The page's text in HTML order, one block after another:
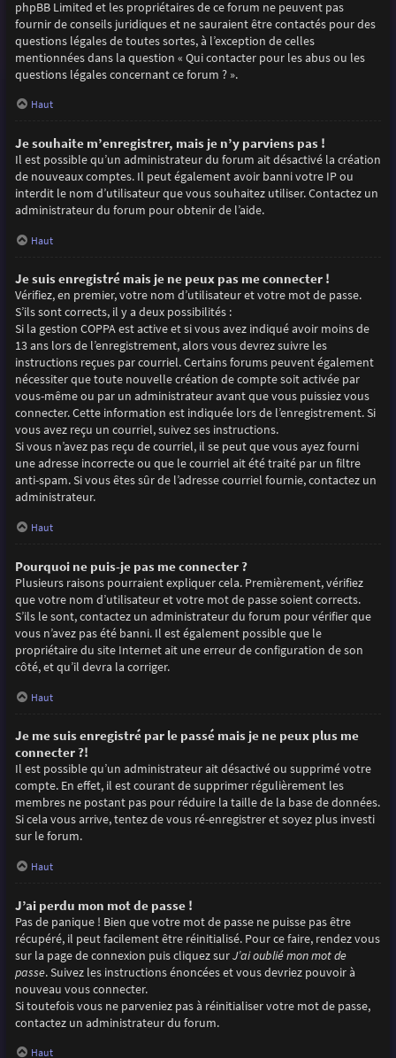
phpBB Limited et les propriétaires de ce forum ne peuvent pas
fournir de conseils juridiques et ne sauraient être contactés pour des
questions légales de toutes sortes, à l’exception de celles
mentionnées dans la question « Qui contacter pour les abus ou les
questions légales concernant ce forum ? ».
Haut
Je souhaite m’enregistrer, mais je n’y parviens pas !
Il est possible qu’un administrateur du forum ait désactivé la création
de nouveaux comptes. Il peut également avoir banni votre IP ou
interdit le nom d’utilisateur que vous souhaitez utiliser. Contactez un
administrateur du forum pour obtenir de l’aide.
Haut
Je suis enregistré mais je ne peux pas me connecter !
Vérifiez, en premier, votre nom d’utilisateur et votre mot de passe.
S’ils sont corrects, il y a deux possibilités :
Si la gestion COPPA est active et si vous avez indiqué avoir moins de
13 ans lors de l’enregistrement, alors vous devrez suivre les
instructions reçues par courriel. Certains forums peuvent également
nécessiter que toute nouvelle création de compte soit activée par
vous-même ou par un administrateur avant que vous puissiez vous
connecter. Cette information est indiquée lors de l’enregistrement. Si
vous avez reçu un courriel, suivez ses instructions.
Si vous n’avez pas reçu de courriel, il se peut que vous ayez fourni
une adresse incorrecte ou que le courriel ait été traité par un filtre
anti-spam. Si vous êtes sûr de l’adresse courriel fournie, contactez un
administrateur.
Haut
Pourquoi ne puis-je pas me connecter ?
Plusieurs raisons pourraient expliquer cela. Premièrement, vérifiez
que votre nom d’utilisateur et votre mot de passe soient corrects.
S’ils le sont, contactez un administrateur du forum pour vérifier que
vous n’avez pas été banni. Il est également possible que le
propriétaire du site Internet ait une erreur de configuration de son
côté, et qu’il devra la corriger.
Haut
Je me suis enregistré par le passé mais je ne peux plus me
connecter ?!
Il est possible qu’un administrateur ait désactivé ou supprimé votre
compte. En effet, il est courant de supprimer régulièrement les
membres ne postant pas pour réduire la taille de la base de données.
Si cela vous arrive, tentez de vous ré-enregistrer et soyez plus investi
sur le forum.
Haut
J’ai perdu mon mot de passe !
Pas de panique ! Bien que votre mot de passe ne puisse pas être
récupéré, il peut facilement être réinitialisé. Pour ce faire, rendez vous
sur la page de connexion puis cliquez surJ’ai oublié mon mot de
passe. Suivez les instructions énoncées et vous devriez pouvoir à
nouveau vous connecter.
Si toutefois vous ne parveniez pas à réinitialiser votre mot de passe,
contactez un administrateur du forum.
Haut